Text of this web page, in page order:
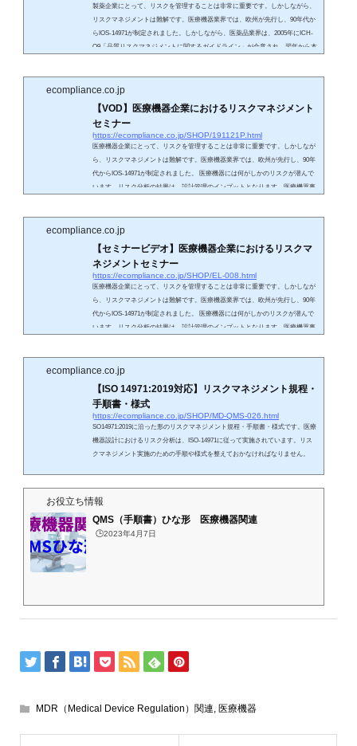
製薬企業にとって、リスクを管理することは非常に重要です。しかしながら、
リスクマネジメントは難解です。医療機器業界では、欧州が先行し、90年代か
らIOS-14971が制定されました。しかしながら、医薬品業界は、2005年にICH-
Q9「品質リスクマネジメントに関するガイドライン」が合意され、翌年から本
た。品質リスクマネジメントは、特定の部署だけが対応したり、手順書を作成
ecompliance.co.jp
【VOD】医療機器企業におけるリスクマネジメント
セミナー
https://ecompliance.co.jp/SHOP/191121P.html
医療機器企業にとって、リスクを管理することは非常に重要です。しかしなが
ら、リスクマネジメントは難解です。医療機器業界では、欧州が先行し、90年
代からIOS-14971が制定されました。 医療機器には何がしかのリスクが潜んで
います。リスク分析の結果は、設計管理のインプットとなります。医療機器事
ク分析が求められています。演者は多くの医療機器企業においてリスクマネジ
ecompliance.co.jp
【セミナービデオ】医療機器企業におけるリスクマ
ネジメントセミナー
https://ecompliance.co.jp/SHOP/EL-008.html
医療機器企業にとって、リスクを管理することは非常に重要です。しかしなが
ら、リスクマネジメントは難解です。医療機器業界では、欧州が先行し、90年
代からIOS-14971が制定されました。 医療機器には何がしかのリスクが潜んで
います。リスク分析の結果は、設計管理のインプットとなります。医療機器事
ク分析が求められています。演者は多くの医療機器企業においてリスクマネジ
ecompliance.co.jp
【ISO 14971:2019対応】リスクマネジメント規程・
手順書・様式
https://ecompliance.co.jp/SHOP/MD-QMS-026.html
SO14971:2019に沿った形のリスクマネジメント規程・手順書・様式です。医療
機器設計におけるリスク分析は、ISO-14971に従って実施されています。リス
クマネジメント実施のための手順や様式を整えておかなければなりません。
お役立ち情報
QMS（手順書）ひな形 医療機器関連
🕒️2023年4月7日
MDR（Medical Device Regulation）関連 医療機器